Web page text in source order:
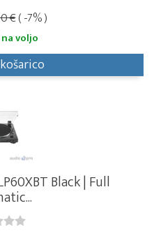
€( -7% )
voljo
Black | Full